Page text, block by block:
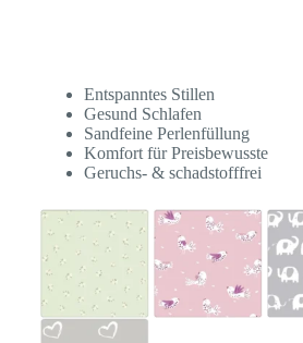
Entspanntes Stillen
Gesund Schlafen
Sandfeine Perlenfüllung
Komfort für Preisbewusste
Geruchs- & schadstofffrei